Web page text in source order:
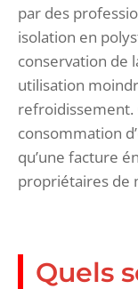
par des
isolation en
conservation de
utilisation
refroidissement.
consommation
qu’une facture
propriétaires de
Quels